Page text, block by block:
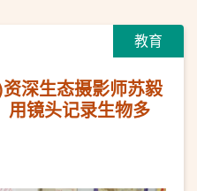
教育
深生态摄影师苏毅
用镜头记录生物多